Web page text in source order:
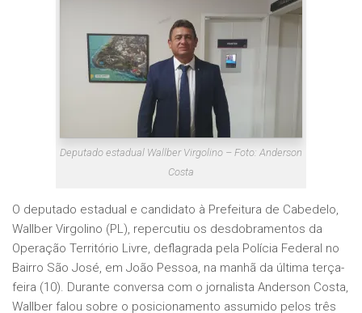
Deputado estadual Wallber Virgolino – Foto: Anderson
Costa
O deputado estadual e candidato à Prefeitura de Cabedelo,
Wallber Virgolino (PL), repercutiu os desdobramentos da
Operação Território Livre, deflagrada pela Polícia Federal no
Bairro São José, em João Pessoa, na manhã da última terça-
feira (10). Durante conversa com o jornalista Anderson Costa,
Wallber falou sobre o posicionamento assumido pelos três